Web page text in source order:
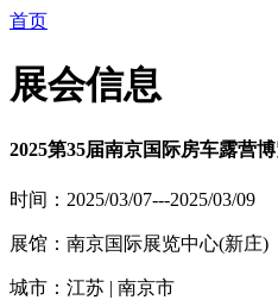
首页
展会信息
2025第35届南京国际房车露营
时间：2025/03/07---2025/03/09
展馆：南京国际展览中心(新庄)
城市：江苏 | 南京市